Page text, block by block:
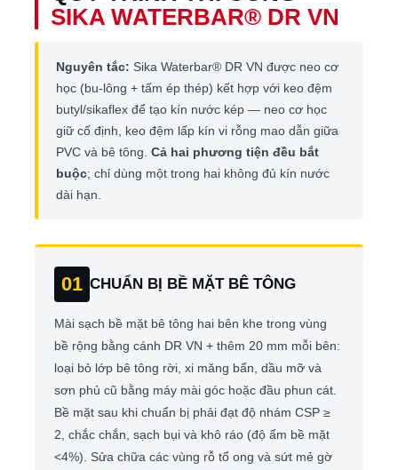
SIKA WATERBAR® DR VN
Nguyên tắc: Sika Waterbar® DR VN được neo cơ
học (bu-lông + tấm ép thép) kết hợp với keo đệm
butyl/sikaflex để tạo kín nước kép — neo cơ học
giữ cố định, keo đệm lấp kín vi rỗng mao dẫn giữa
PVC và bê tông. Cả hai phương tiện đều bắt
buộc; chỉ dùng một trong hai không đủ kín nước
dài hạn.
01 CHUẨN BỊ BỀ MẶT BÊ TÔNG
Mài sạch bề mặt bê tông hai bên khe trong vùng
bề rộng bằng cánh DR VN + thêm 20 mm mỗi bên:
loại bỏ lớp bê tông rời, xi măng bẩn, dầu mỡ và
sơn phủ cũ bằng máy mài góc hoặc đầu phun cát.
Bề mặt sau khi chuẩn bị phải đạt độ nhám CSP ≥
2, chắc chắn, sạch bụi và khô ráo (độ ẩm bề mặt
<4%). Sửa chữa các vùng rỗ tổ ong và sứt mẻ gờ